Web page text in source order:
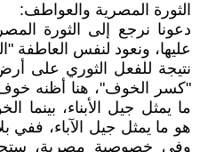
الثورة المصرية والعواطف:
دعونا نرجع إلى الثورة
عليها، ونعود لنفس العاطفة
نتيجة للفعل الثوري على
"كسر الخوف"، هنا أظنه
ما يمثل جيل الأبناء، بينما
هو ما يمثل جيل الآباء، ففي
وفي خصوصية مصرية،